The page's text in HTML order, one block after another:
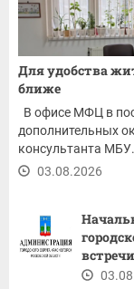
Для удобства
ближе
В офисе МФЦ в
дополнительных
консультанта
03.08.2026